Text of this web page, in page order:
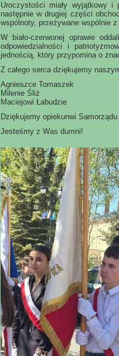
Uroczystości miały wyjątkowy i
następnie w drugiej części
wspólnoty, przeżywane wspólnie
W biało-czerwonej oprawie
odpowiedzialności i
jednością, który przypomina o
Z całego serca dziękujemy
Agnieszce Tomaszek
Milenie Śliż
Maciejowi Łabudzie
Dziękujemy opiekunwi
Jesteśmy z Was dumni!